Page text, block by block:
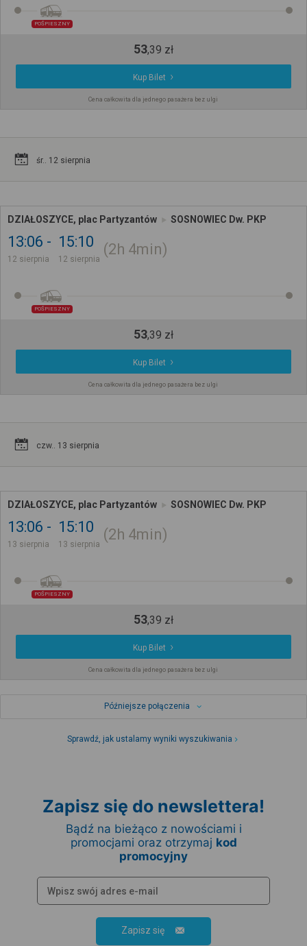
POŚPIESZNY
53,39 zł
Kup Bilet
Cena całkowita dla jednego pasażera bez ulgi
śr.. 12 sierpnia
DZIAŁOSZYCE, plac Partyzantów SOSNOWIEC Dw. PKP
13:06
12 sierpnia
15:10
12 sierpnia
2h 4min
POŚPIESZNY
53,39 zł
Kup Bilet
Cena całkowita dla jednego pasażera bez ulgi
czw.. 13 sierpnia
DZIAŁOSZYCE, plac Partyzantów SOSNOWIEC Dw. PKP
13:06
13 sierpnia
15:10
13 sierpnia
2h 4min
POŚPIESZNY
53,39 zł
Kup Bilet
Cena całkowita dla jednego pasażera bez ulgi
Późniejsze połączenia
Sprawdź, jak ustalamy wyniki wyszukiwania
Zapisz się do newslettera!
Bądź na bieżąco z nowościami i
promocjami oraz otrzymaj kod
promocyjny
Zapisz się